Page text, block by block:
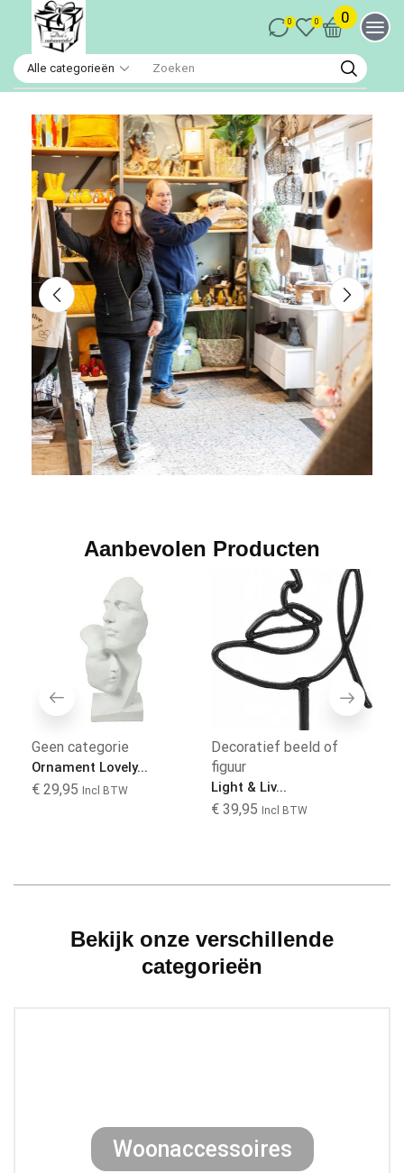
0 0 0
Aanbevolen Producten
Geen categorie
Ornament Lovely...
€ 29,95 Incl BTW
Decoratief beeld of
figuur
Light & Liv...
€ 39,95 Incl BTW
Bekijk onze verschillende
categorieën
Woonaccessoires